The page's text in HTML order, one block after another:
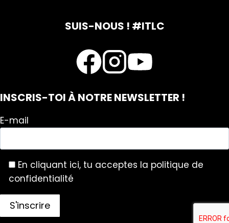
SUIS-NOUS ! #ITLC
INSCRIS-TOI À NOTRE NEWSLETTER !
E-mail
En cliquant ici, tu acceptes la politique de
confidentialité